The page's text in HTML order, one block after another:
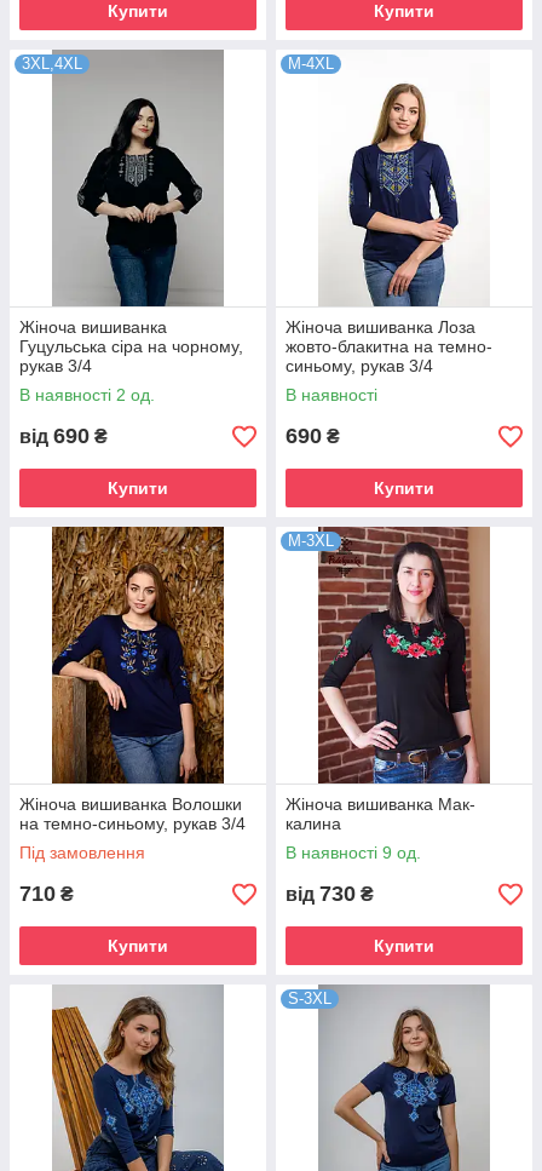
Купити Купити
3XL,4XL
Жіноча вишиванка
Гуцульська сіра на чорному,
рукав 3/4
В наявності 2 од.
від 690 ₴
Купити
M-4XL
Жіноча вишиванка Лоза
жовто-блакитна на темно-
синьому, рукав 3/4
В наявності
690 ₴
Купити
Жіноча вишиванка Волошки
на темно-синьому, рукав 3/4
Під замовлення
710 ₴
Купити
M-3XL
Жіноча вишиванка Мак-
калина
В наявності 9 од.
від 730 ₴
Купити
S-3XL